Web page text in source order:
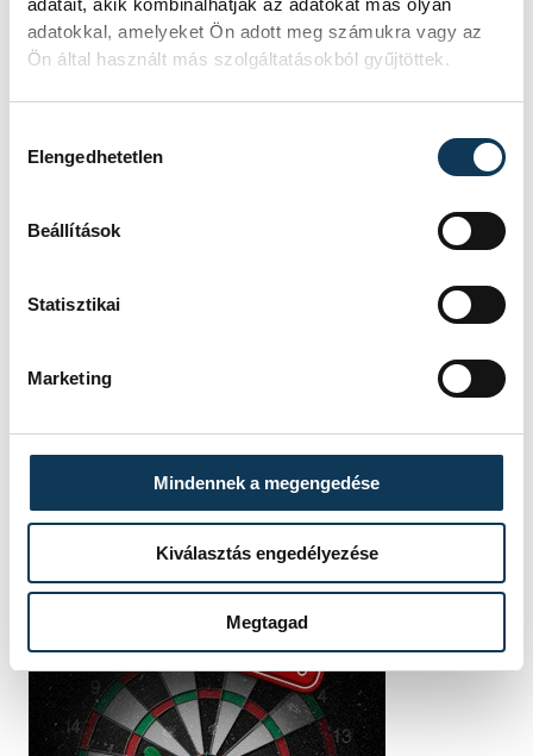
adatokkal, amelyeket Ön adott meg számukra vagy az
Ön által használt más szolgáltatásokból gyűjtöttek.
Elengedhetetlen
Beállítások
Statisztikai
Marketing
Mindennek a megengedése
Kiválasztás engedélyezése
Megtagad
sport VEDAC
szabadidősport
futás
diáksport